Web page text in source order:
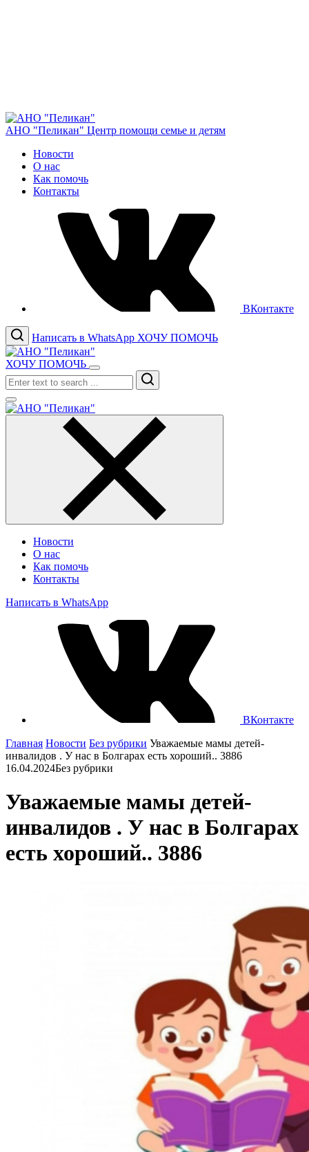
АНО "Пеликан" Центр помощи семье и детям
Новости
О нас
Как помочь
Контакты
ВКонтакте
Написать в WhatsApp ХОЧУ ПОМОЧЬ
ХОЧУ ПОМОЧЬ
Search
Новости
О нас
Как помочь
Контакты
Написать в WhatsApp
ВКонтакте
Главная Новости Без рубрики Уважаемые мамы детей-
инвалидов . У нас в Болгарах есть хороший.. 3886
16.04.2024Без рубрики
Уважаемые мамы детей-
инвалидов . У нас в Болгарах
есть хороший.. 3886